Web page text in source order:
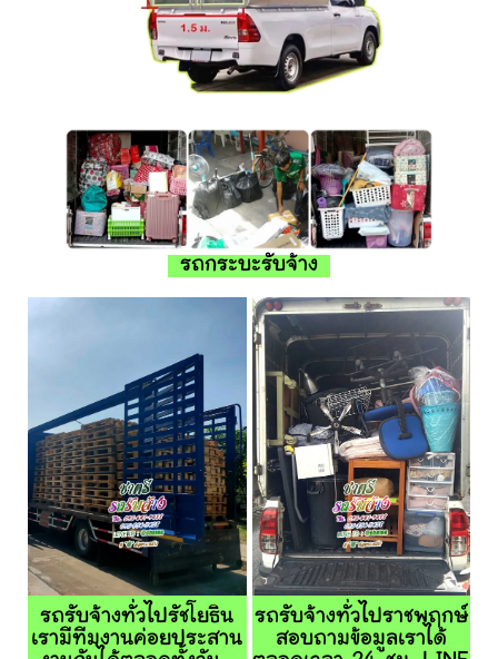
รถกระบะรับจ้าง
รถรับจ้างทั่วไปรัชโยธิน
เรามีทีมงานค่อยประสาน
รถรับจ้างทั่วไปราชพฤกษ์
สอบถามข้อมูลเราได้